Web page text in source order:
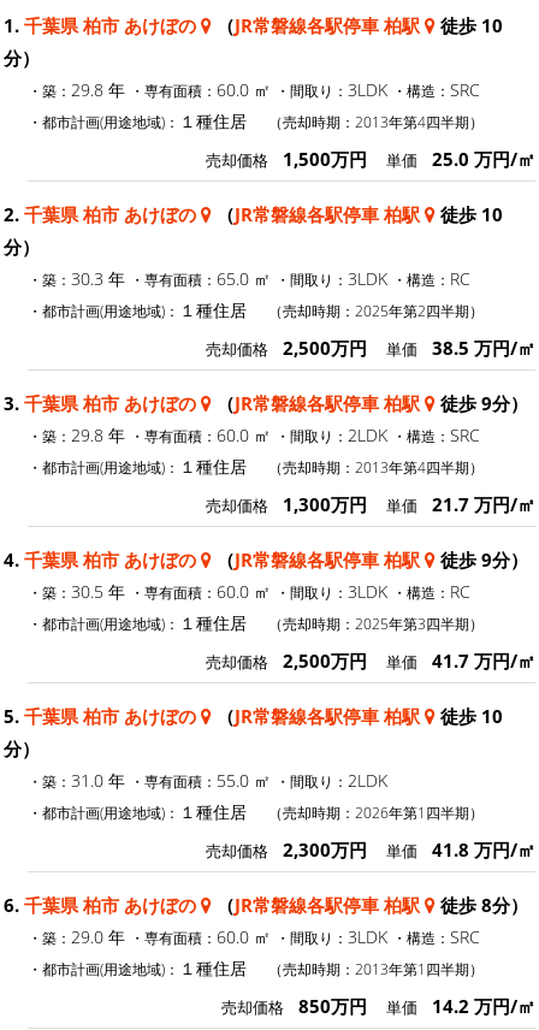
1. 千葉県 柏市 あけぼの （JR常磐線各駅停車 柏駅
徒歩 10
分）
・築： 29.8 年 ・専有面積： 60.0 ㎡ ・間取り： 3LDK ・構造： SRC
・都市計画(用途地域)： １種住居 （売却時期：2013年第4四半期）
売却価格 1,500万円 単価 25.0 万円/㎡
2. 千葉県 柏市 あけぼの （JR常磐線各駅停車 柏駅
徒歩 10
分）
・築： 30.3 年 ・専有面積： 65.0 ㎡ ・間取り： 3LDK ・構造： RC
・都市計画(用途地域)： １種住居 （売却時期：2025年第2四半期）
売却価格 2,500万円 単価 38.5 万円/㎡
3. 千葉県 柏市 あけぼの （JR常磐線各駅停車 柏駅 徒歩 9分）
・築： 29.8 年 ・専有面積： 60.0 ㎡ ・間取り： 2LDK ・構造： SRC
・都市計画(用途地域)： １種住居 （売却時期：2013年第4四半期）
売却価格 1,300万円 単価 21.7 万円/㎡
4. 千葉県 柏市 あけぼの （JR常磐線各駅停車 柏駅 徒歩 9分）
・築： 30.5 年 ・専有面積： 60.0 ㎡ ・間取り： 3LDK ・構造： RC
・都市計画(用途地域)： １種住居 （売却時期：2025年第3四半期）
売却価格 2,500万円 単価 41.7 万円/㎡
5. 千葉県 柏市 あけぼの （JR常磐線各駅停車 柏駅
徒歩 10
分）
・築： 31.0 年 ・専有面積： 55.0 ㎡ ・間取り： 2LDK
・都市計画(用途地域)： １種住居 （売却時期：2026年第1四半期）
売却価格 2,300万円 単価 41.8 万円/㎡
6. 千葉県 柏市 あけぼの （JR常磐線各駅停車 柏駅 徒歩 8分）
・築： 29.0 年 ・専有面積： 60.0 ㎡ ・間取り： 3LDK ・構造： SRC
・都市計画(用途地域)： １種住居 （売却時期：2013年第1四半期）
売却価格 850万円 単価 14.2 万円/㎡